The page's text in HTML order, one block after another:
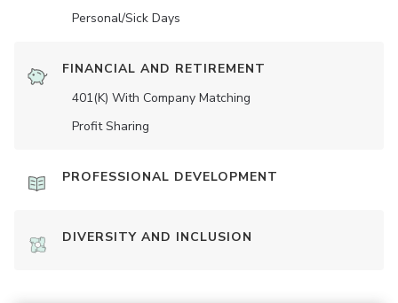
Personal/Sick Days
FINANCIAL AND RETIREMENT
401(K) With Company Matching
Profit Sharing
PROFESSIONAL DEVELOPMENT
DIVERSITY AND INCLUSION